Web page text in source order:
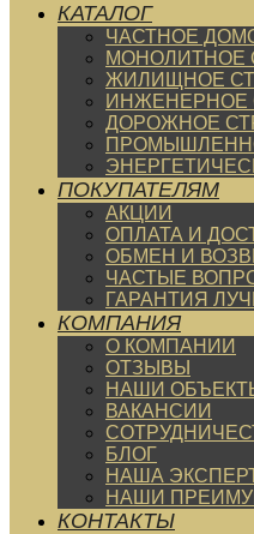
КАТАЛОГ
ЧАСТНОЕ
МОНОЛИТНОЕ
ЖИЛИЩНОЕ
ИНЖЕНЕРНОЕ
ДОРОЖНОЕ
ПОКУПАТЕЛЯМ
АКЦИИ
ОПЛАТА И
ОБМЕН И
ЧАСТЫЕ
ГАРАНТИЯ
КОМПАНИЯ
О КОМПАНИИ
ОТЗЫВЫ
НАШИ
ВАКАНСИИ
БЛОГ
НАША
НАШИ
КОНТАКТЫ